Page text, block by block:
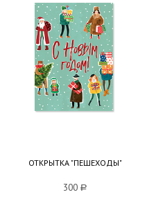
ОТКРЫТКА "ПЕШЕХОДЫ"
300 a